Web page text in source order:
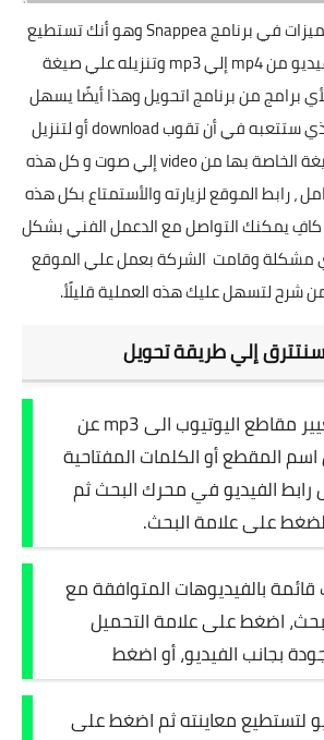
في برنامجSnappeaوهو أنك تستطيع
أن تقوم بتحويل الفيديو من mp4 إلي mp3 وتنزيله علي صيغة
برامج من برنامج اتحويل وهذا أيضًا يسهل
عليك العناء الكثير الذي ستتعبه في أن تقوب download أو لتنزيل
الأغنية ثم تحويل الصيغة الخاصة بها من video إلي صوت و كل هذه
، رابط الموقع لزيارته والأستمتاع بكل هذه
كافِ يمكنك التواصل مع الدعمل الفني بشكل
مشكلة وقامت الشركة بعمل علي الموقع
شرح لتسهل عليك هذه العملية قليلًأ.
سنتترق إلي طريقة تحويل
يمكنك تغيير مقاطع اليوتيوب الى mp3 عن
المقطع أو الكلمات المفتاحية
رابط الفيديو في محرك البحث ثم
على علامة البحث.
بالفيديوهات المتوافقة مع
اضغط على علامة التحميل
بجانب الفيديو، أو اضغط
لتستطيع معاينته ثم اضغط على